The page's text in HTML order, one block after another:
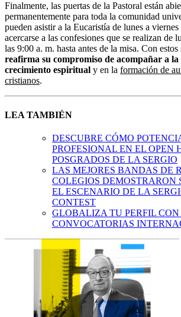
Finalmente, las puertas de la Pastoral están
permanentemente para toda la comunidad
pueden asistir a la Eucaristía de lunes a
acercarse a las confesiones que se realizan de
las 9:00 a. m. hasta antes de la misa. Con estos
reafirma su compromiso de acompañar a
crecimiento espiritual y en la formación de
cristianos.
LEA TAMBIÉN
DESCUBRE CÓMO
PROFESIONAL EN EL OPEN
POSGRADOS DE LA SERGIO
LAS MEJORES BANDAS DE
COLEGIOS DEMOSTRARON
EL ESCENARIO DE LA
CONTEST
GLOBALIZA TU PERFIL CON
CONVOCATORIAS